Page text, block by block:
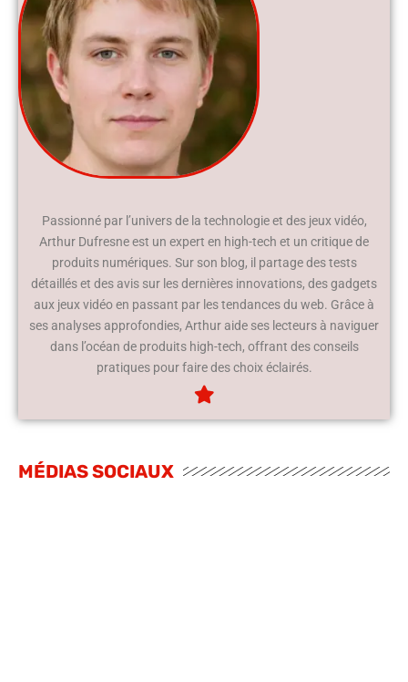
Passionné par l’univers de la technologie et des jeux vidéo,
Arthur Dufresne est un expert en high-tech et un critique de
produits numériques. Sur son blog, il partage des tests
détaillés et des avis sur les dernières innovations, des gadgets
aux jeux vidéo en passant par les tendances du web. Grâce à
ses analyses approfondies, Arthur aide ses lecteurs à naviguer
dans l’océan de produits high-tech, offrant des conseils
pratiques pour faire des choix éclairés.
MÉDIAS SOCIAUX